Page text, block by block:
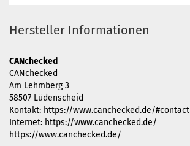
Hersteller Informationen
CANchecked
CANchecked
Am Lehmberg 3
58507 Lüdenscheid
Kontakt: https://www.canchecked.de/#contact
Internet: https://www.canchecked.de/
https://www.canchecked.de/